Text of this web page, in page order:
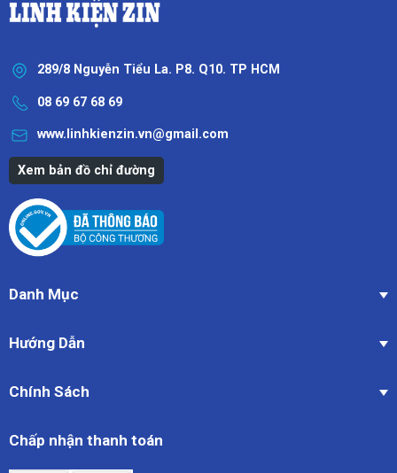
289/8 Nguyễn Tiểu La. P8. Q10. TP HCM
08 69 67 68 69
www.linhkienzin.vn@gmail.com
Xem bản đồ chỉ đường
Danh Mục
Hướng Dẫn
Chính Sách
Chấp nhận thanh toán